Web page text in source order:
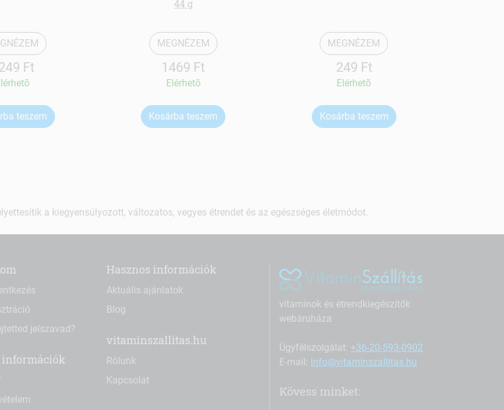
Ft
teszem
44 g
MEGNÉZEM
1469 Ft
Elérhetõ
Kosárba teszem
MEGNÉZEM
249 Ft
Elérhetõ
Kosárba teszem
a kiegyensúlyozott, változatos, vegyes étrendet és az egészséges életmódot.
jelszavad?
információk
Hasznos információk
Aktuális ajánlatok
Blog
vitaminszallitas.hu
Rólunk
Kapcsolat
vitaminok és étrendkiegészítők
webáruháza
Ügyfélszolgálat: +36-20-593-0902
E-mail: info@vitaminszallitas.hu
Kövess minket: